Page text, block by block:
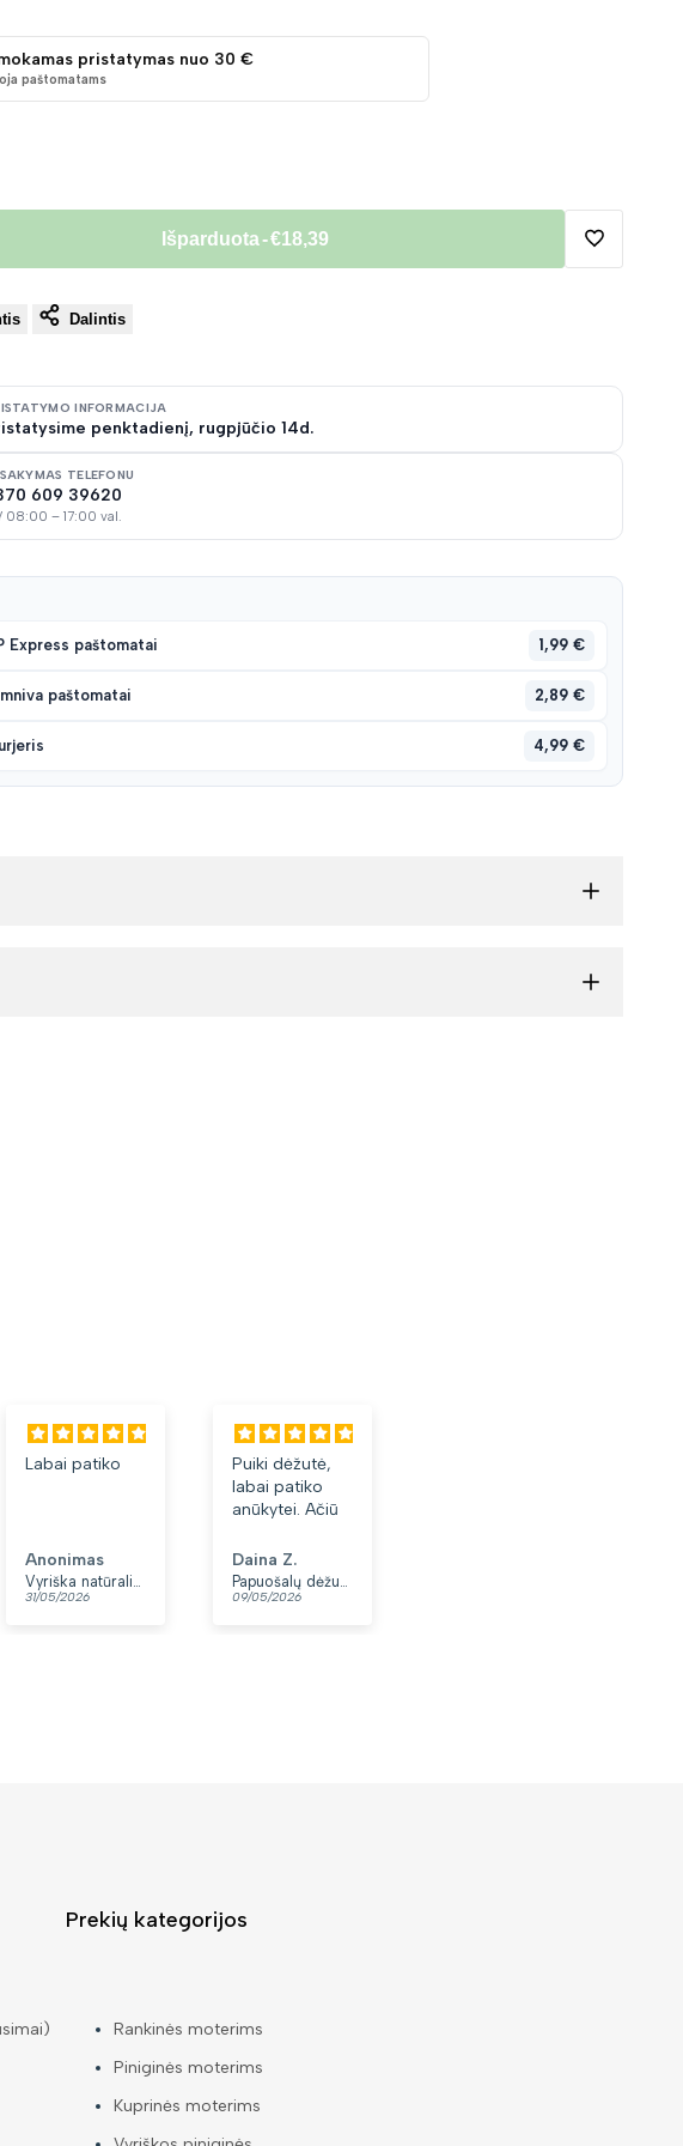
pristatymas nuo 30 €
paštomatams
Išparduota-€18,39
Pridėti
norų
sąrašą
Dalintis
INFORMACIJA
penktadienį, rugpjūčio 14d.
TELEFONU
609 39620
08:00 – 17:00 val.
Express paštomatai 1,99 €
paštomatai 2,89 €
4,99 €
Labai patiko
Anonimas
31/05/2026
Puiki dėžutė,
labai patiko
anūkytei. Ačiū
Daina Z.
09/05/2026
Prekių kategorijos
Rankinės moterims
Piniginės moterims
Kuprinės moterims